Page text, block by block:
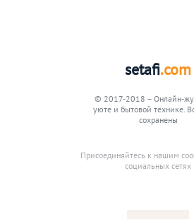
setafi.com
© 2017-2018 – Онлайн-
уюте и бытовой технике.
сохранены
Присоединяйтесь к нашим
социальных сетях